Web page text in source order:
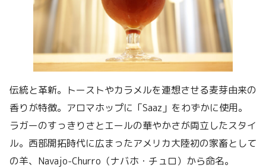
伝統と革新。トーストやカラメルを連想させる麦芽由来の
香りが特徴。アロマホップに「Saaz」をわずかに使用。
ラガーのすっきりさとエールの華やかさが両立したスタイ
ル。西部開拓時代に広まったアメリカ大陸初の家畜として
の羊、Navajo-Churro（ナバホ・チュロ）から命名。